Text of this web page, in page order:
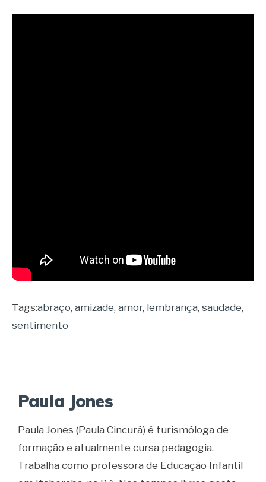
Tags:abraço, amizade, amor, lembrança, saudade,
sentimento
Paula Jones
Paula Jones (Paula Cincurá) é turismóloga de
formação e atualmente cursa pedagogia.
Trabalha como professora de Educação Infantil